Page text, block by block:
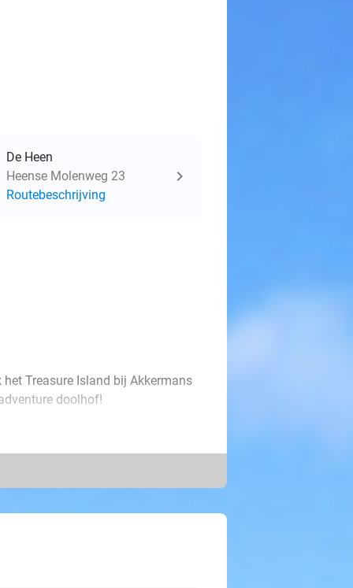
De Heen
Heense Molenweg 23
Routebeschrijving
Treasure Island bij Akkermans
doolhof!
Als jullie hieruit weten te
in 7 delen die van elkaar
en puzzels in het doolhof